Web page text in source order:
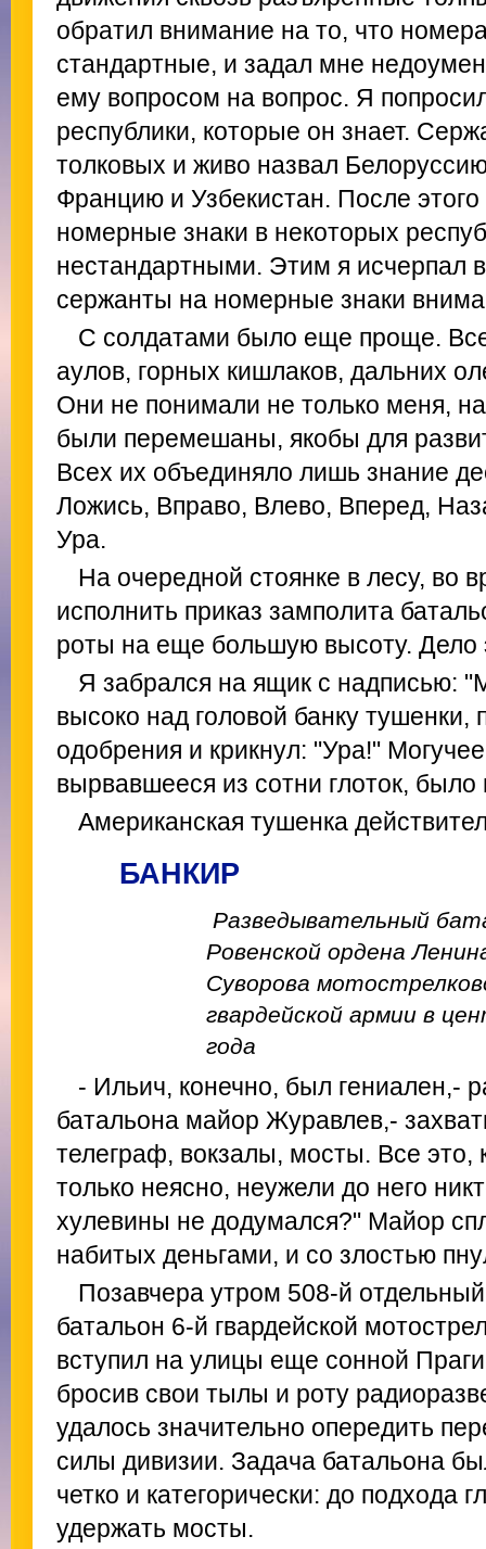
обратил внимание на то, что
стандартные, и задал мне
ему вопросом на вопрос. Я
республики, которые он знает.
толковых и живо назвал
Францию и Узбекистан. После этого
номерные знаки в некоторых
нестандартными. Этим я исчерпал
сержанты на номерные знаки
С солдатами было еще проще.
аулов, горных кишлаков, дальних
Они не понимали не только меня,
были перемешаны, якобы для
Всех их объединяло лишь знание
Ложись, Вправо, Влево, Вперед,
Ура.
На очередной стоянке в лесу, во
исполнить приказ замполита
роты на еще большую высоту. Дело
Я забрался на ящик с надписью:
высоко над головой банку тушенки,
одобрения и крикнул: "Ура!"
вырвавшееся из сотни глоток,
Американская тушенка
БАНКИР
Разведывательный
Ровенской ордена
Суворова
гвардейской армии в
года
- Ильич, конечно, был гениален,-
батальона майор Журавлев,-
телеграф, вокзалы, мосты. Все это,
только неясно, неужели до него
хулевины не додумался?" Майор
набитых деньгами, и со злостью
Позавчера утром 508-й
батальон 6-й гвардейской
вступил на улицы еще сонной
бросив свои тылы и роту
удалось значительно опередить
силы дивизии. Задача батальона
четко и категорически: до подхода
удержать мосты.